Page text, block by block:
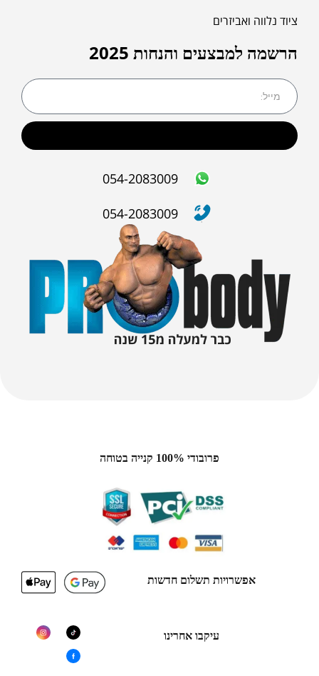
ציוד נלווה ואביזרים
הרשמה למבצעים והנחות 2025
054-2083009
054-2083009
פרובודי 100% קנייה בטוחה
אפשרויות תשלום חדשות
עיקבו אחרינו